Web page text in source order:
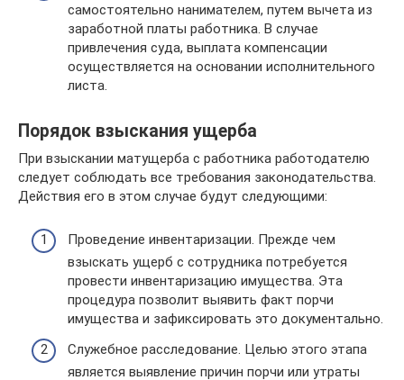
самостоятельно нанимателем, путем вычета из
заработной платы работника. В случае
привлечения суда, выплата компенсации
осуществляется на основании исполнительного
листа.
Порядок взыскания ущерба
При взыскании матущерба с работника работодателю
следует соблюдать все требования законодательства.
Действия его в этом случае будут следующими:
Проведение инвентаризации. Прежде чем
взыскать ущерб с сотрудника потребуется
провести инвентаризацию имущества. Эта
процедура позволит выявить факт порчи
имущества и зафиксировать это документально.
Служебное расследование. Целью этого этапа
является выявление причин порчи или утраты